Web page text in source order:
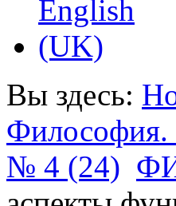
Вы здесь:
Философия.
№ 4 (24)